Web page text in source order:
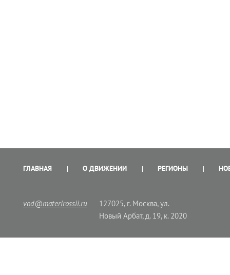
ГЛАВНАЯ О ДВИЖЕНИИ РЕГИОНЫ
vod@materirossii.ru
127025, г. Москва, ул.
Новый Арбат, д. 19, к. 2020